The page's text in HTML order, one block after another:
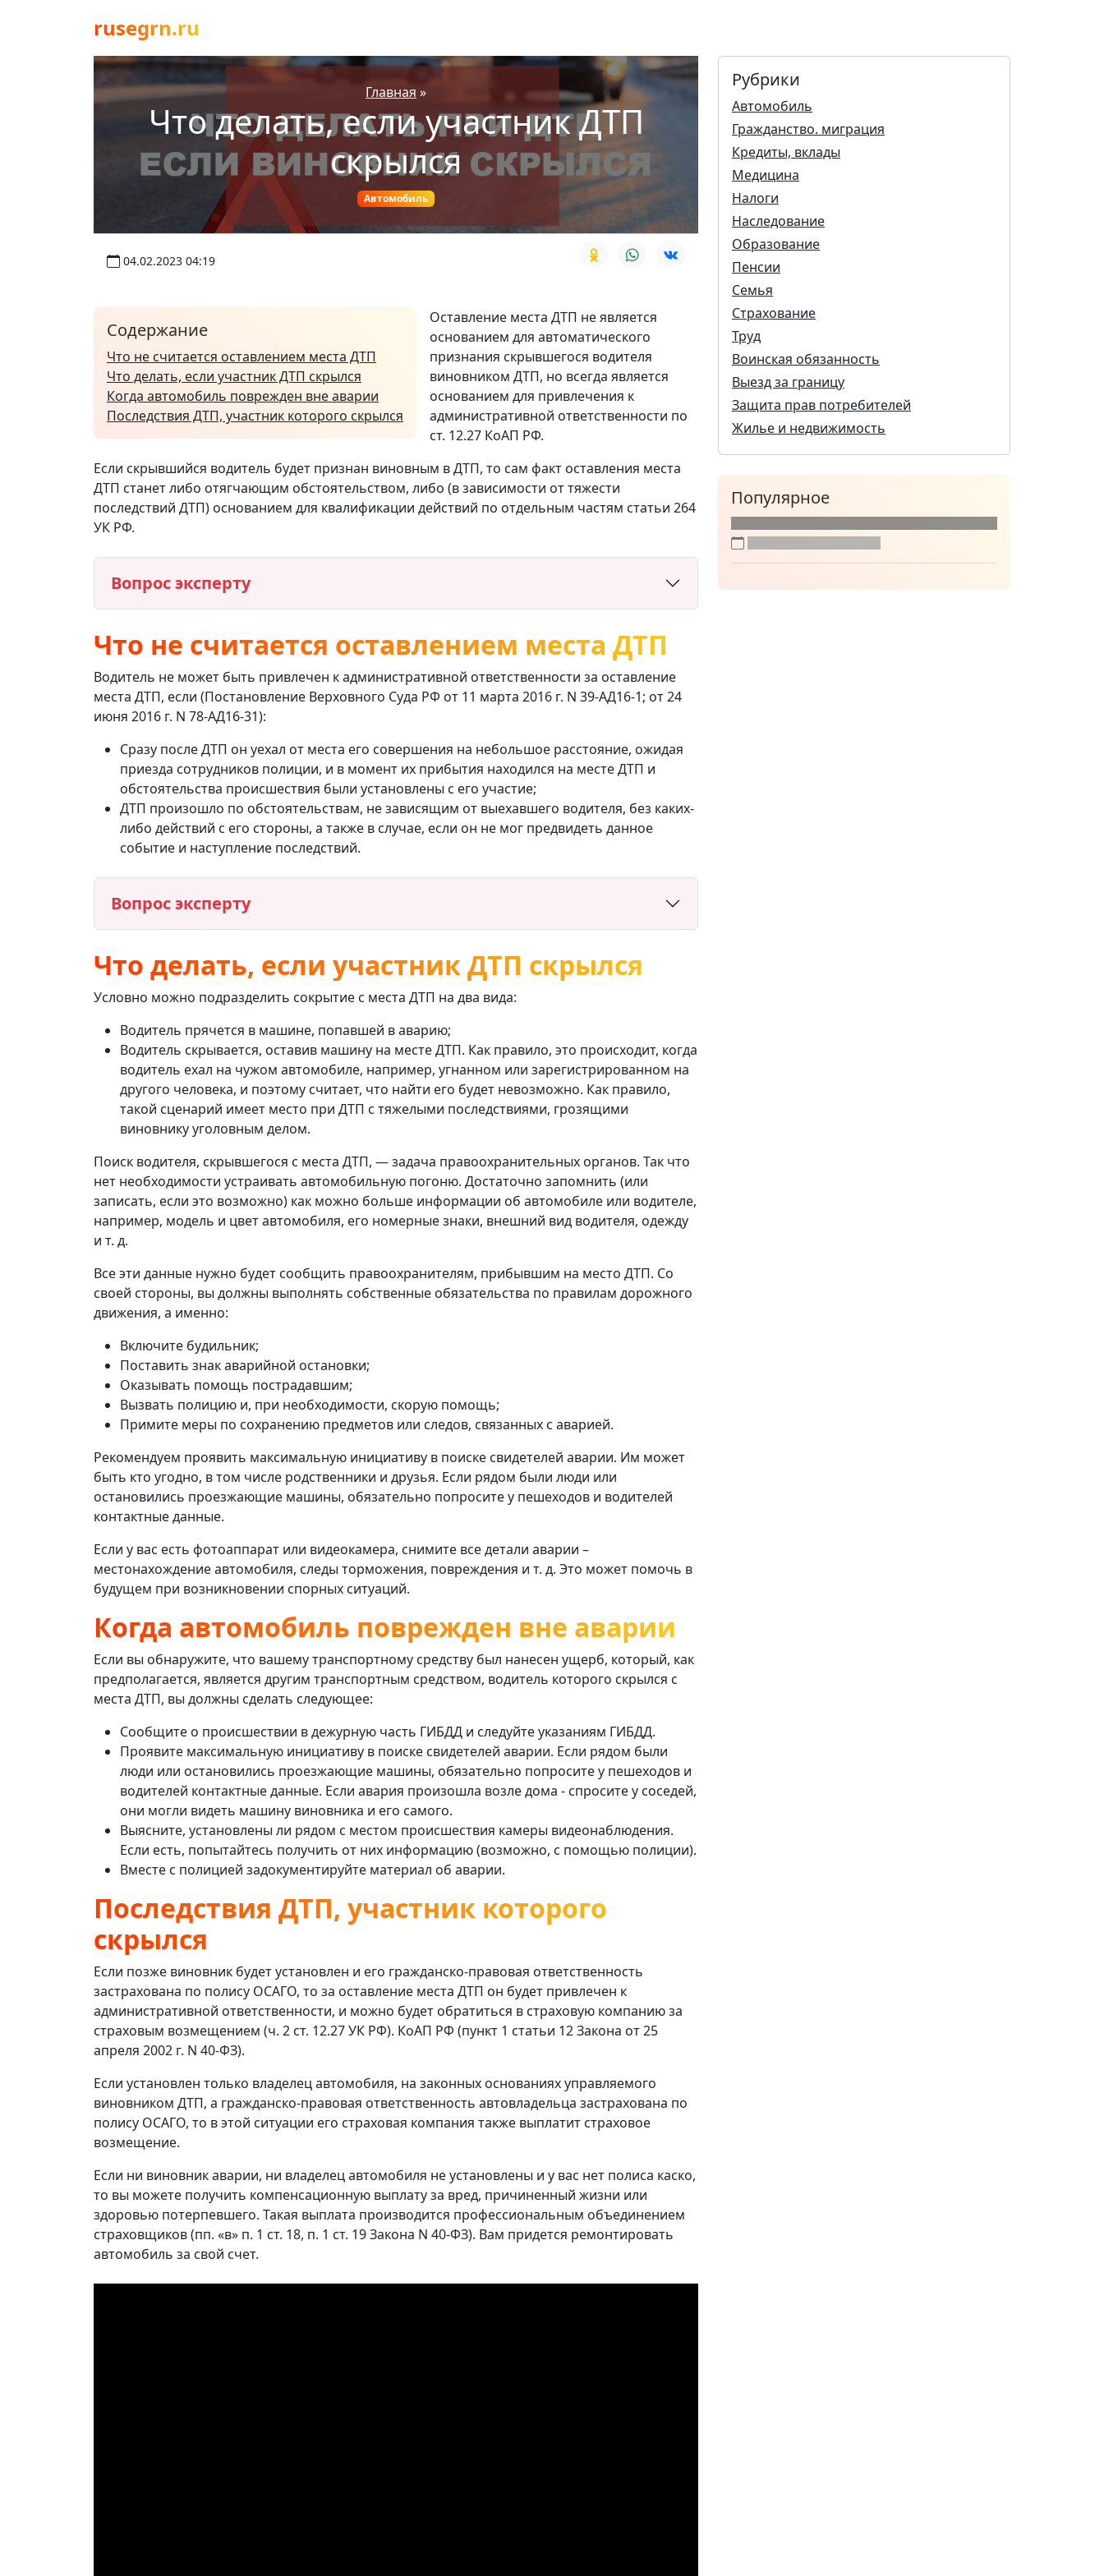
rusegrn.ru
Главная »
Что делать, если участник ДТП
скрылся
Автомобиль
04.02.2023 04:19
Содержание
Что не считается оставлением места ДТП
Что делать, если участник ДТП скрылся
Когда автомобиль поврежден вне аварии
Последствия ДТП, участник которого скрылся
Оставление места ДТП не является
основанием для автоматического
признания скрывшегося водителя
виновником ДТП, но всегда является
основанием для привлечения к
административной ответственности по
ст. 12.27 КоАП РФ.
Если скрывшийся водитель будет признан виновным в ДТП, то сам факт оставления места
ДТП станет либо отягчающим обстоятельством, либо (в зависимости от тяжести
последствий ДТП) основанием для квалификации действий по отдельным частям статьи 264
УК РФ.
Вопрос эксперту
Что не считается оставлением места ДТП
Водитель не может быть привлечен к административной ответственности за оставление
места ДТП, если (Постановление Верховного Суда РФ от 11 марта 2016 г. N 39-АД16-1; от 24
июня 2016 г. N 78-АД16-31):
Сразу после ДТП он уехал от места его совершения на небольшое расстояние, ожидая
приезда сотрудников полиции, и в момент их прибытия находился на месте ДТП и
обстоятельства происшествия были установлены с его участие;
ДТП произошло по обстоятельствам, не зависящим от выехавшего водителя, без каких-
либо действий с его стороны, а также в случае, если он не мог предвидеть данное
событие и наступление последствий.
Вопрос эксперту
Что делать, если участник ДТП скрылся
Условно можно подразделить сокрытие с места ДТП на два вида:
Водитель прячется в машине, попавшей в аварию;
Водитель скрывается, оставив машину на месте ДТП. Как правило, это происходит, когда
водитель ехал на чужом автомобиле, например, угнанном или зарегистрированном на
другого человека, и поэтому считает, что найти его будет невозможно. Как правило,
такой сценарий имеет место при ДТП с тяжелыми последствиями, грозящими
виновнику уголовным делом.
Поиск водителя, скрывшегося с места ДТП, — задача правоохранительных органов. Так что
нет необходимости устраивать автомобильную погоню. Достаточно запомнить (или
записать, если это возможно) как можно больше информации об автомобиле или водителе,
например, модель и цвет автомобиля, его номерные знаки, внешний вид водителя, одежду
и т. д.
Все эти данные нужно будет сообщить правоохранителям, прибывшим на место ДТП. Со
своей стороны, вы должны выполнять собственные обязательства по правилам дорожного
движения, а именно:
Включите будильник;
Поставить знак аварийной остановки;
Оказывать помощь пострадавшим;
Вызвать полицию и, при необходимости, скорую помощь;
Примите меры по сохранению предметов или следов, связанных с аварией.
Рекомендуем проявить максимальную инициативу в поиске свидетелей аварии. Им может
быть кто угодно, в том числе родственники и друзья. Если рядом были люди или
остановились проезжающие машины, обязательно попросите у пешеходов и водителей
контактные данные.
Если у вас есть фотоаппарат или видеокамера, снимите все детали аварии –
местонахождение автомобиля, следы торможения, повреждения и т. д. Это может помочь в
будущем при возникновении спорных ситуаций.
Когда автомобиль поврежден вне аварии
Если вы обнаружите, что вашему транспортному средству был нанесен ущерб, который, как
предполагается, является другим транспортным средством, водитель которого скрылся с
места ДТП, вы должны сделать следующее:
Сообщите о происшествии в дежурную часть ГИБДД и следуйте указаниям ГИБДД.
Проявите максимальную инициативу в поиске свидетелей аварии. Если рядом были
люди или остановились проезжающие машины, обязательно попросите у пешеходов и
водителей контактные данные. Если авария произошла возле дома - спросите у соседей,
они могли видеть машину виновника и его самого.
Выясните, установлены ли рядом с местом происшествия камеры видеонаблюдения.
Если есть, попытайтесь получить от них информацию (возможно, с помощью полиции).
Вместе с полицией задокументируйте материал об аварии.
Последствия ДТП, участник которого
скрылся
Если позже виновник будет установлен и его гражданско-правовая ответственность
застрахована по полису ОСАГО, то за оставление места ДТП он будет привлечен к
административной ответственности, и можно будет обратиться в страховую компанию за
страховым возмещением (ч. 2 ст. 12.27 УК РФ). КоАП РФ (пункт 1 статьи 12 Закона от 25
апреля 2002 г. N 40-ФЗ).
Если установлен только владелец автомобиля, на законных основаниях управляемого
виновником ДТП, а гражданско-правовая ответственность автовладельца застрахована по
полису ОСАГО, то в этой ситуации его страховая компания также выплатит страховое
возмещение.
Если ни виновник аварии, ни владелец автомобиля не установлены и у вас нет полиса каско,
то вы можете получить компенсационную выплату за вред, причиненный жизни или
здоровью потерпевшего. Такая выплата производится профессиональным объединением
страховщиков (пп. «в» п. 1 ст. 18, п. 1 ст. 19 Закона N 40-ФЗ). Вам придется ремонтировать
автомобиль за свой счет.
Рубрики
Автомобиль
Гражданство. миграция
Кредиты, вклады
Медицина
Налоги
Наследование
Образование
Пенсии
Семья
Страхование
Труд
Воинская обязанность
Выезд за границу
Защита прав потребителей
Жилье и недвижимость
Популярное